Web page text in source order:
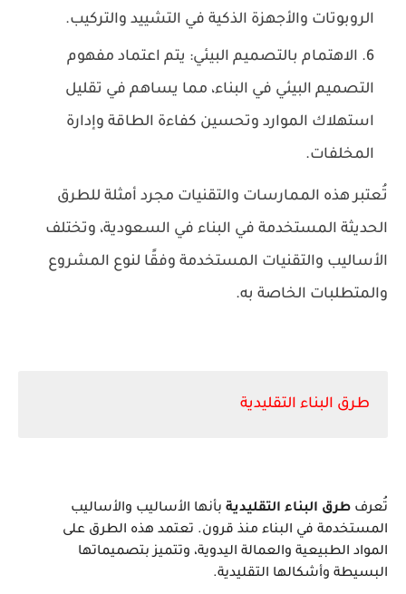
الروبوتات والأجهزة الذكية في التشييد والتركيب.
الاهتمام بالتصميم البيئي: يتم اعتماد مفهوم
التصميم البيئي في البناء، مما يساهم في تقليل
استهلاك الموارد وتحسين كفاءة الطاقة وإدارة
المخلفات.
تُعتبر هذه الممارسات والتقنيات مجرد أمثلة للطرق
الحديثة المستخدمة في البناء في السعودية، وتختلف
الأساليب والتقنيات المستخدمة وفقًا لنوع المشروع
والمتطلبات الخاصة به.
طرق البناء التقليدية
تُعرف طرق البناء التقليدية بأنها الأساليب والأساليب
المستخدمة في البناء منذ قرون. تعتمد هذه الطرق على
المواد الطبيعية والعمالة اليدوية، وتتميز بتصميماتها
البسيطة وأشكالها التقليدية.